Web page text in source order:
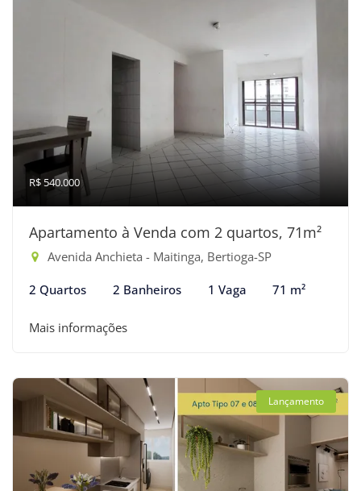
R$ 540.000
Apartamento à Venda com 2 quartos, 71m²
Avenida Anchieta - Maitinga, Bertioga-SP
2 Quartos 2 Banheiros 1 Vaga 71 m²
Mais informações
Lançamento